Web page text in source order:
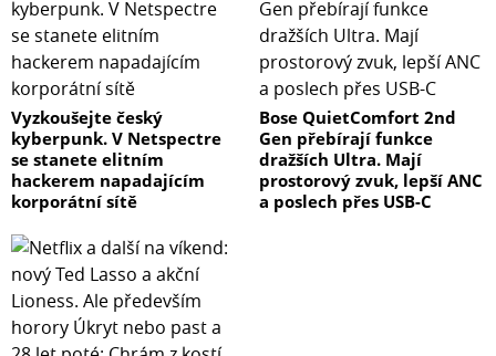
Vyzkoušejte český
kyberpunk. V Netspectre
se stanete elitním
hackerem napadajícím
korporátní sítě
Bose QuietComfort 2nd
Gen přebírají funkce
dražších Ultra. Mají
prostorový zvuk, lepší ANC
a poslech přes USB-C